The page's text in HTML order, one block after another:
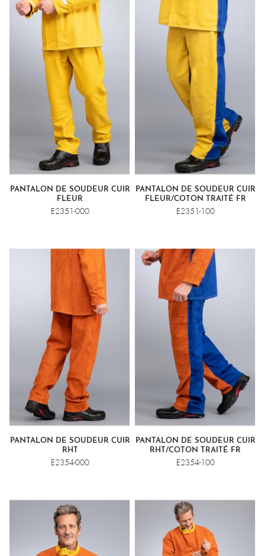
PANTALON DE SOUDEUR CUIR
FLEUR
E2351-000
PANTALON DE SOUDEUR CUIR
FLEUR/COTON TRAITÉ FR
E2351-100
PANTALON DE SOUDEUR CUIR
RHT
E2354-000
PANTALON DE SOUDEUR CUIR
RHT/COTON TRAITÉ FR
E2354-100